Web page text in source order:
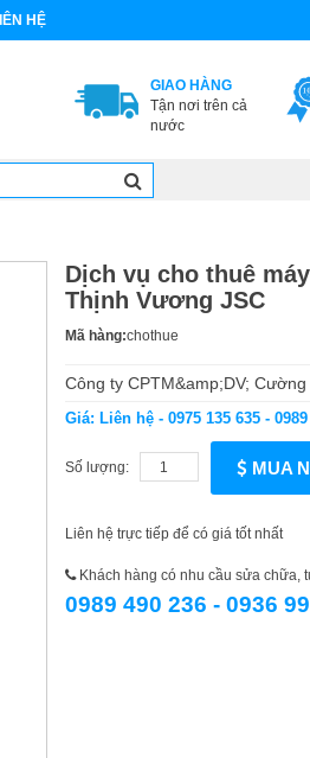
HỆ
GIAO HÀNG
Tận nơi trên cả
nước
Dịch vụ cho thuê
Thịnh Vương JSC
Mã hàng:chothue
Công ty CPTM&amp;DV;
Giá: Liên hệ - 0975 135 635 -
Số lượng: MUA
Liên hệ trực tiếp để có giá tốt nhất
Khách hàng có nhu cầu sửa chữa,
0989 490 236 - 0936